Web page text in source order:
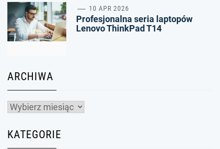
4 10 APR 2026
Profesjonalna seria laptopów
Lenovo ThinkPad T14
ARCHIWA
Archiwa
KATEGORIE